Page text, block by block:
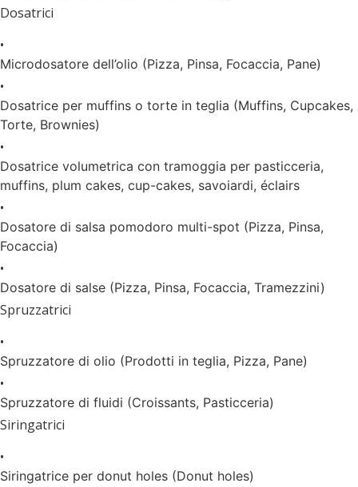
Dosatrici
•
Microdosatore dell’olio (Pizza, Pinsa, Focaccia, Pane)
•
Dosatrice per muffins o torte in teglia (Muffins, Cupcakes,
Torte, Brownies)
•
Dosatrice volumetrica con tramoggia per pasticceria,
muffins, plum cakes, cup-cakes, savoiardi, éclairs
•
Dosatore di salsa pomodoro multi-spot (Pizza, Pinsa,
Focaccia)
•
Dosatore di salse (Pizza, Pinsa, Focaccia, Tramezzini)
Spruzzatrici
•
Spruzzatore di olio (Prodotti in teglia, Pizza, Pane)
•
Spruzzatore di fluidi (Croissants, Pasticceria)
Siringatrici
•
Siringatrice per donut holes (Donut holes)